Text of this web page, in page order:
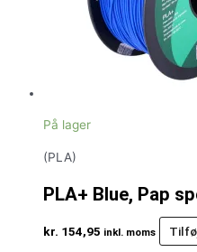
På lager
(PLA)
PLA+ Blue, Pap
kr. 154,95 inkl. moms